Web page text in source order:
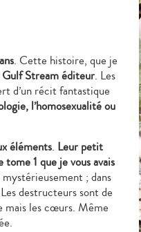
. Cette histoire, que je
Stream éditeur. Les
d’un récit fantastique
l’homosexualité ou
éléments. Leur petit
tome 1 que je vous avais
; dans
destructeurs sont de
mais les cœurs. Même